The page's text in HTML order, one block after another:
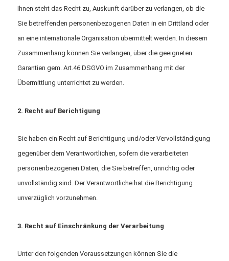
Ihnen steht das Recht zu, Auskunft darüber zu verlangen, ob die
Sie betreffenden personenbezogenen Daten in ein Drittland oder
an eine internationale Organisation übermittelt werden. In diesem
Zusammenhang können Sie verlangen, über die geeigneten
Garantien gem. Art.46 DSGVO im Zusammenhang mit der
Übermittlung unterrichtet zu werden.
2. Recht auf Berichtigung
Sie haben ein Recht auf Berichtigung und/oder Vervollständigung
gegenüber dem Verantwortlichen, sofern die verarbeiteten
personenbezogenen Daten, die Sie betreffen, unrichtig oder
unvollständig sind. Der Verantwortliche hat die Berichtigung
unverzüglich vorzunehmen.
3. Recht auf Einschränkung der Verarbeitung
Unter den folgenden Voraussetzungen können Sie die